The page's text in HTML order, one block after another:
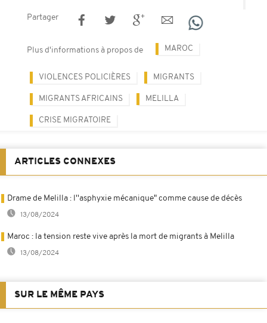
Partager
Plus d'informations à propos de MAROC
VIOLENCES POLICIÈRES MIGRANTS
MIGRANTS AFRICAINS MELILLA
CRISE MIGRATOIRE
ARTICLES CONNEXES
Drame de Melilla : l''asphyxie mécanique" comme cause de décès
13/08/2024
Maroc : la tension reste vive après la mort de migrants à Melilla
13/08/2024
SUR LE MÊME PAYS